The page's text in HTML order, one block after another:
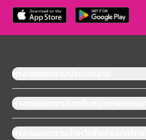
หางานแยกตามประเภทงาน
หางานแยกตามเขตในกรุงเทพมหานคร
หางานแยกตามจังหวัดในประเทศไทย